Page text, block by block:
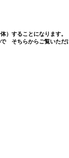
）することになります。
そちらからご覧いただ